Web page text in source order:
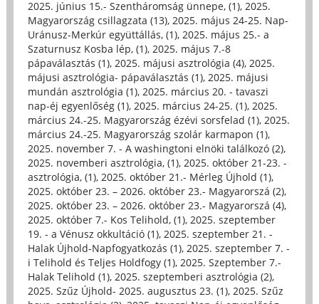
2025. június 15.- Szentháromság ünnepe, (1), 2025.
Magyarország csillagzata (13), 2025. május 24-25. Nap-
Uránusz-Merkúr együttállás, (1), 2025. május 25.- a
Szaturnusz Kosba lép, (1), 2025. május 7.-8
pápaválasztás (1), 2025. májusi asztrológia (4), 2025.
májusi asztrológia- pápaválasztás (1), 2025. májusi
mundán asztrológia (1), 2025. március 20. - tavaszi
nap-éj egyenlőség (1), 2025. március 24-25. (1), 2025.
március 24.-25. Magyarország ézévi sorsfelad (1), 2025.
március 24.-25. Magyarország szolár karmapon (1),
2025. november 7. - A washingtoni elnöki találkozó (2),
2025. novemberi asztrológia, (1), 2025. október 21-23. -
asztrológia, (1), 2025. október 21.- Mérleg Újhold (1),
2025. október 23. – 2026. október 23.- Magyarorszá (2),
2025. október 23. – 2026. október 23.- Magyarorszá (4),
2025. október 7.- Kos Telihold, (1), 2025. szeptember
19. - a Vénusz okkultáció (1), 2025. szeptember 21. -
Halak Újhold-Napfogyatkozás (1), 2025. szeptember 7. -
i Telihold és Teljes Holdfogy (1), 2025. Szeptember 7.-
Halak Telihold (1), 2025. szeptemberi asztrológia (2),
2025. Szűz Újhold- 2025. augusztus 23. (1), 2025. Szűz